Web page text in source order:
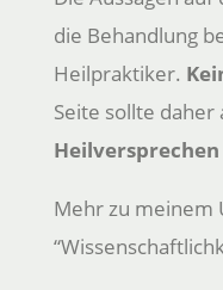
die Behandlung
Heilpraktiker.
Seite sollte daher
Heilversprechen
Mehr zu meinem